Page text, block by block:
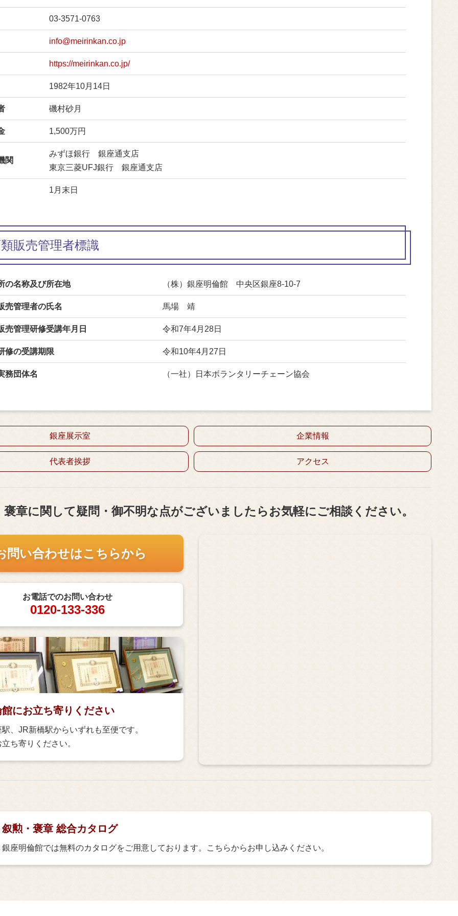
03-3571-0763
info@meirinkan.co.jp
https://meirinkan.co.jp/
1982年10月14日
磯村砂月
1,500万円
関
みずほ銀行 銀座通支店
東京三菱UFJ銀行 銀座通支店
1月末日
販売管理者標識
の名称及び所在地 （株）銀座明倫館 中央区銀座8-10-7
売管理者の氏名 馬場 靖
売管理研修受講年月日 令和7年4月28日
修の受講期限 令和10年4月27日
務団体名 （一社）日本ボランタリーチェーン協会
銀座展示室 企業情報
代表者挨拶 アクセス
褒章に関して疑問・御不明な点がございましたらお気軽にご相談ください。
問い合わせはこちらから
お電話でのお問い合わせ
0120-133-336
にお立ち寄りください
、JR新橋駅からいずれも至便です。
ち寄りください。
叙勲・褒章 総合カタログ
銀座明倫館では無料のカタログをご用意しております。こちらからお申し込みください。